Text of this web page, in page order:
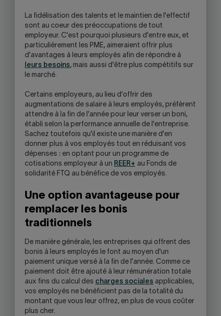
SKYPE
APPLICATION.
La fidélisation des talents et le maintien de l'effectif
sont au coeur des préoccupations de tout
employeur. C'est pourquoi plusieurs d'entre eux, et
particulièrement les PME, aimeraient offrir plus
d'avantages à leurs employés afin de répondre à
leurs besoins, mais aussi d'être plus compétitifs sur
le marché.
Certains employeurs, au lieu d'offrir des
augmentations de salaire à leurs employés, préfèrent
attendre à la fin de l'année pour leur verser un boni,
établi selon la performance annuelle de l'entreprise.
Sachez toutefois qu'il existe une manière d'en
donner plus à vos employés tout en réduisant vos
dépenses : en optant pour un programme de
cotisations employeur à un REER+ au Fonds de
solidarité FTQ au bénéfice de vos employés.
Une option avantageuse pour
remplacer les bonis
traditionnels
De manière générale, les entreprises qui offrent des
bonis à leurs employés le font au moyen d'un
paiement unique versé à la fin de l'année. Comme ce
paiement doit être ajouté à leur rémunération totale
aux fins du calcul des charges sociales applicables,
vos employés ne bénéficient pas de la totalité du
montant que vous leur offrez, en plus de vous coûter
plus cher.